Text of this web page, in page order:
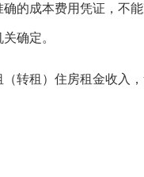
成本费用凭证，不
确定。
租）住房租金收入